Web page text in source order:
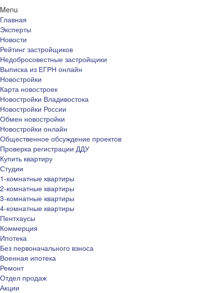
Menu
Главная
Эксперты
Новости
Рейтинг застройщиков
Недобросовестные застройщики
Выписка из ЕГРН онлайн
Новостройки
Карта новостроек
Новостройки Владивостока
Новостройки России
Обмен новостройки
Новостройки онлайн
Общественное обсуждение проектов
Проверка регистрации ДДУ
Купить квартиру
Студии
1-комнатные квартиры
2-комнатные квартиры
3-комнатные квартиры
4-комнатные квартиры
Пентхаусы
Коммерция
Ипотека
Без первоначального взноса
Военная ипотека
Ремонт
Отдел продаж
Акции